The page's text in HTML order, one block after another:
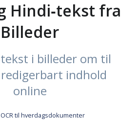
Hindi‑tekst fra
Billeder
i billeder om til
indhold
online
til hverdagsdokumenter